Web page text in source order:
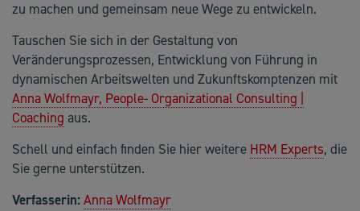
zu machen und gemeinsam neue Wege zu entwickeln.
Tauschen Sie sich in der Gestaltung von
Veränderungsprozessen, Entwicklung von Führung in
dynamischen Arbeitswelten und Zukunftskomptenzen mit
Anna Wolfmayr, People- Organizational Consulting |
Coaching aus.
Schell und einfach finden Sie hier weitere HRM Experts, die
Sie gerne unterstützen.
Verfasserin:Anna Wolfmayr